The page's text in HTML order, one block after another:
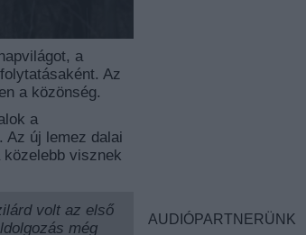
a
Az
a közönség.
a
Az új lemez dalai
visznek
volt az első
még
AUDIÓPARTNERÜNK